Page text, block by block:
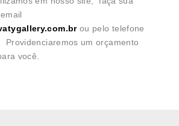
ou pelo telefone
Providenciaremos um orçamento
você.